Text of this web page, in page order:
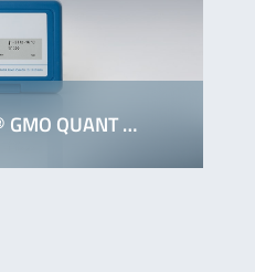
QUANT …